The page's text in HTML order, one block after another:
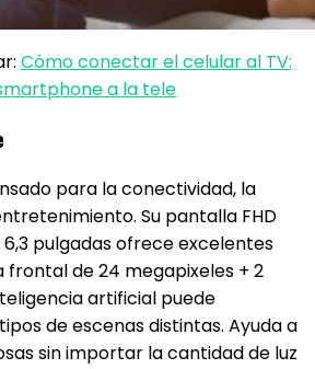
Cómo conectar el celular al TV:
a la tele
para la conectividad, la
Su pantalla FHD
6,3 pulgadas ofrece excelentes
frontal de 24 megapixeles + 2
artificial puede
de escenas distintas. Ayuda a
sin importar la cantidad de luz